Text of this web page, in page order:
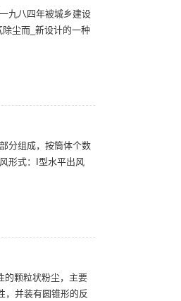
九八四年被城乡建设
尘而_新设计的一种
分组成，按筒体个数
形式：I型水平出风
的颗粒状粉尘，主要
，并装有圆锥形的反